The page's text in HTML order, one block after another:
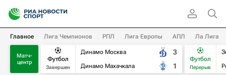
Главное Лига Чемпионов РПЛ Лига Европы АПЛ Ла Лига
Матч-
центр
Футбол
Завершен
Динамо Москва
Динамо Махачкала
3
1
Футбол
Перерыв